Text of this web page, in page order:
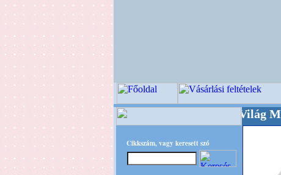
Cikkszám, vagy keresett szó
+++++++ OPITEC - A Kreatív Világ Mestere!